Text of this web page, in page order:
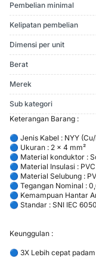
Pembelian minimal
Kelipatan pembelian
Dimensi per unit
Berat
Merek
Sub kategori
Keterangan Barang :
🔵 Jenis Kabel : NYY
🔵 Ukuran : 2 x 4 mm²
🔵 Material konduktor :
🔵 Material Insulasi : PVC
🔵 Material Selubung :
🔵 Tegangan Nominal :
🔵 Kemampuan Hantar
🔵 Standar : SNI IEC
Keunggulan :
🔵 3X Lebih cepat